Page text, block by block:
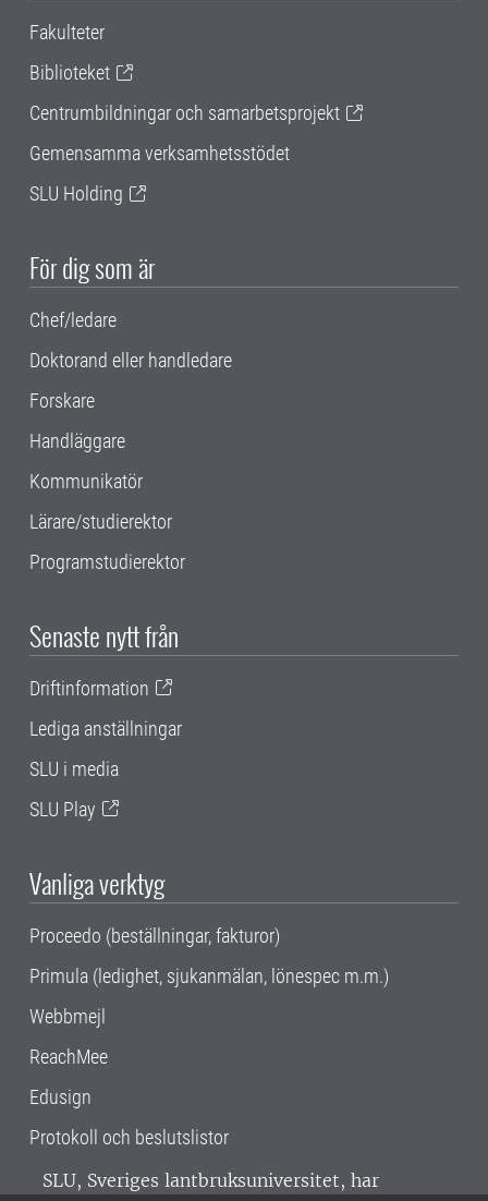
Fakulteter
Biblioteket
Centrumbildningar och samarbetsprojekt
Gemensamma verksamhetsstödet
SLU Holding
För dig som är
Chef/ledare
Doktorand eller handledare
Forskare
Handläggare
Kommunikatör
Lärare/studierektor
Programstudierektor
Senaste nytt från
Driftinformation
Lediga anställningar
SLU i media
SLU Play
Vanliga verktyg
Proceedo (beställningar, fakturor)
Primula (ledighet, sjukanmälan, lönespec m.m.)
Webbmejl
ReachMee
Edusign
Protokoll och beslutslistor
SLU, Sveriges lantbruksuniversitet, har